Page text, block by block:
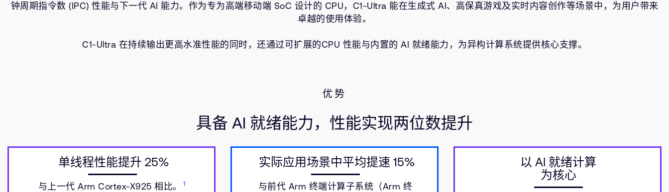
钟周期指令数 (IPC) 性能与下一代 AI 能力。作为专为高端移动端 SoC 设计的 CPU，C1-Ultra 能在生成式 AI、高保真游戏及实时内容创作等场景中，为用户带来
卓越的使用体验。
C1-Ultra 在持续输出更高水准性能的同时，还通过可扩展的CPU 性能与内置的 AI 就绪能力，为异构计算系统提供核心支撑。
优势
具备 AI 就绪能力，性能实现两位数提升
单线程性能提升 25%
与上一代 Arm Cortex-X925 相比。 1
实际应用场景中平均提速 15%
与前代 Arm 终端计算子系统（Arm 终
以 AI 就绪计算
为核心